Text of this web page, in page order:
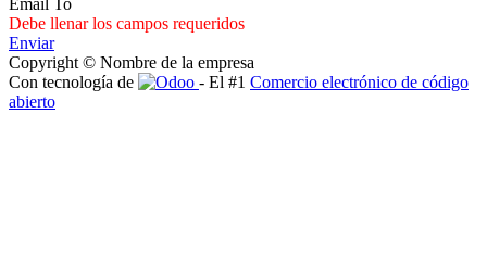
Debe llenar los campos requeridos
Enviar
Copyright © Nombre de la empresa
Con tecnología de
- El #1 Comercio electrónico de código
abierto